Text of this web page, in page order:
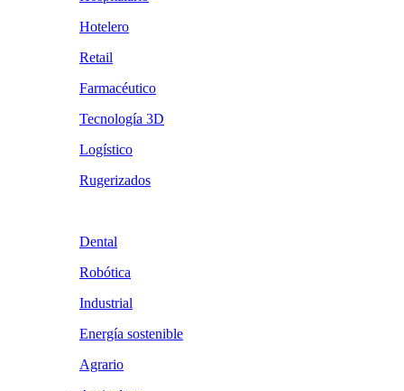
Hotelero
Retail
Farmacéutico
Tecnología 3D
Logístico
Rugerizados
Dental
Robótica
Industrial
Energía sostenible
Agrario